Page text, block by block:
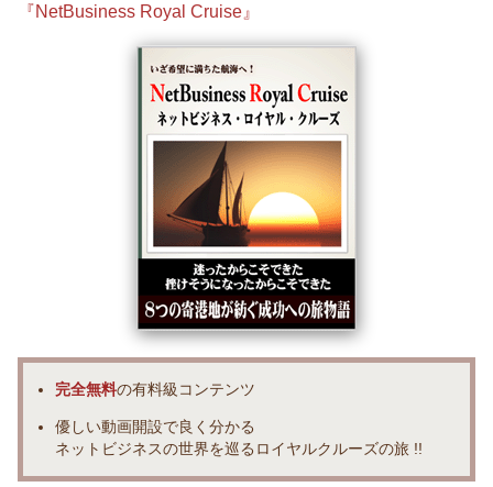
『NetBusiness Royal Cruise』
完全無料の有料級コンテンツ
優しい動画開設で良く分かる
ネットビジネスの世界を巡るロイヤルクルーズの旅 !!